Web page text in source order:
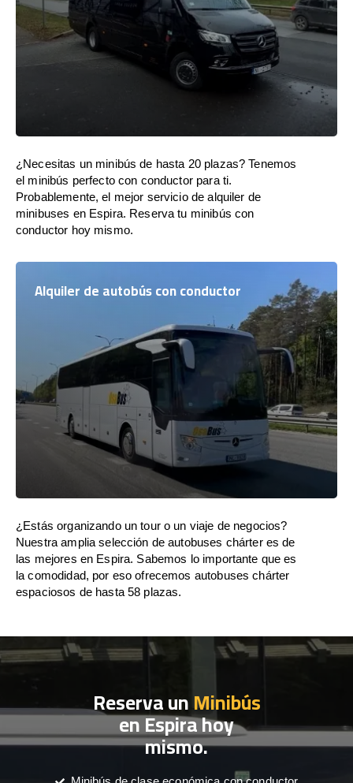
¿Necesitas un minibús de hasta 20 plazas? Tenemos
el minibús perfecto con conductor para ti.
Probablemente, el mejor servicio de alquiler de
minibuses en Espira. Reserva tu minibús con
conductor hoy mismo.
Alquiler de autobús con conductor
¿Estás organizando un tour o un viaje de negocios?
Nuestra amplia selección de autobuses chárter es de
las mejores en Espira. Sabemos lo importante que es
la comodidad, por eso ofrecemos autobuses chárter
espaciosos de hasta 58 plazas.
Reserva unMinibús
en Espira hoy
mismo.